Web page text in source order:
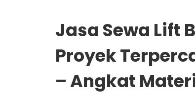
Jasa Sewa Lift
Proyek
– Angkat